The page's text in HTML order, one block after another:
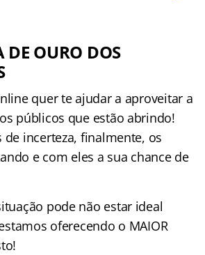
DE OURO DOS
quer te ajudar a aproveitar a
públicos que estão abrindo!
de incerteza, finalmente, os
e com eles a sua chance de
pode não estar ideal
oferecendo o MAIOR